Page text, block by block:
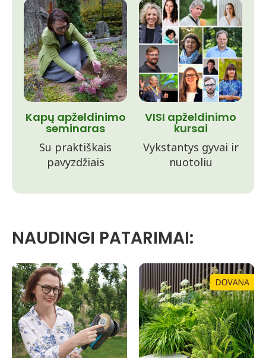
Kapų apželdinimo
seminaras
Su praktiškais
pavyzdžiais
VISI apželdinimo
kursai
Vykstantys gyvai ir
nuotoliu
NAUDINGI PATARIMAI: